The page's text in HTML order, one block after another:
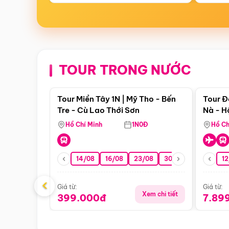
TOUR TRONG NƯỚC
Điểm nổi bật
Tour Miền Tây 1N | Mỹ Tho - Bến
Tre - Cù Lao Thới Sơn
Hồ Chí Minh 1N0Đ
14/08 16/08 23/08 30/08 06/09
Giá từ:
399.000đ Xem chi tiết
Tour
Nà -
Nha
Hồ
Giá từ:
‹